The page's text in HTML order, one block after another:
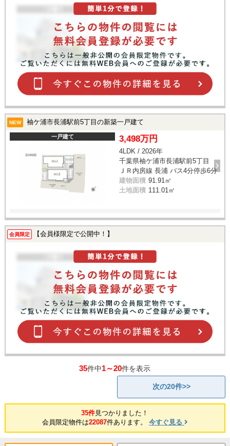
NEW 袖ケ浦市長浦駅前5丁目の新築一戸建て
一戸建て 3,498万円
4LDK / 2026年
千葉県袖ケ浦市長浦駅前5丁目
ＪＲ内房線 長浦 バス4分停歩6分
建物面積 91.91㎡
土地面積 111.01㎡
会員限定 【会員様限定で公開中！】
35件中1～20件を表示
次の20件>>
35件見つかりました！
会員限定物件は22087件あります。 今すぐ見る